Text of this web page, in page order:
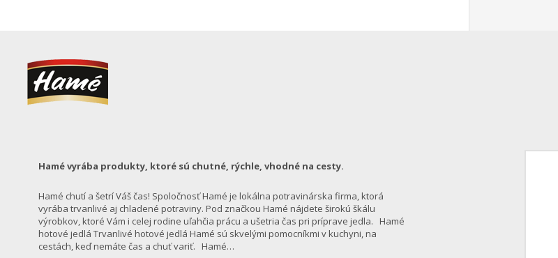
Hamé vyrába produkty, ktoré sú chutné, rýchle, vhodné na cesty.
Hamé chutí a šetrí Váš čas! Spoločnosť Hamé je lokálna potravinárska firma, ktorá
vyrába trvanlivé aj chladené potraviny. Pod značkou Hamé nájdete širokú škálu
výrobkov, ktoré Vám i celej rodine uľahčia prácu a ušetria čas pri príprave jedla. Hamé
hotové jedlá Trvanlivé hotové jedlá Hamé sú skvelými pomocníkmi v kuchyni, na
cestách, keď nemáte čas a chuť variť. Hamé…